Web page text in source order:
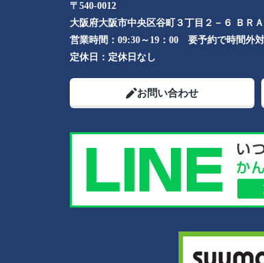
〒540-0012
大阪府大阪市中央区谷町３丁目２－６ ＢＲ
営業時間： 09:30～19：00 要予約で時間外
定休日： 定休日なし
お問い合わせ